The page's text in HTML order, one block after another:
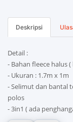
Deskripsi
Detail :
- Bahan fleece halus
- Ukuran : 1.7m x 1m
- Selimut dan bantal
polos
- 3in1 ( ada